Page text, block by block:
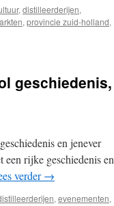
, distilleerderijen,
, provincie zuid-holland,
geschiedenis,
en jenever
rijke geschiedenis en
verder→
, evenementen,